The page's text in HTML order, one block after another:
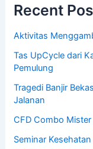
Recent
Aktivitas
Tas UpCycle dari
Pemulung
Tragedi Banjir
Jalanan
CFD Combo Mister
Seminar